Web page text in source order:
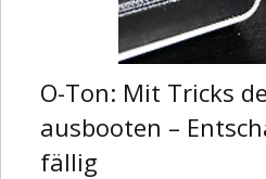
O-Ton: Mit Tricks
ausbooten –
fällig